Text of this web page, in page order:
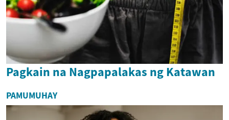
Pagkain na Nagpapalakas ng Katawan
PAMUMUHAY